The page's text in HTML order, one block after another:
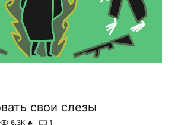
свои слезы
6.3K 🔥 1